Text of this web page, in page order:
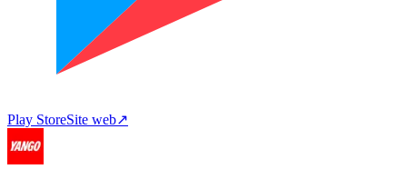
Play StoreSite web↗